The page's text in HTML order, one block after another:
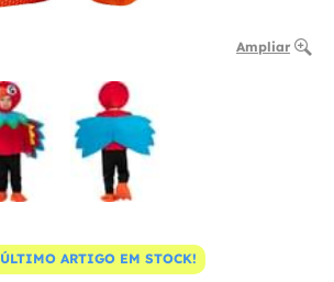
Ampliar
ÚLTIMO ARTIGO EM STOCK!